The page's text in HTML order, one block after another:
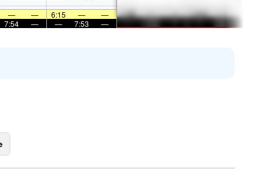
— — 6:15 —
—
7:54 — — 7:53 —